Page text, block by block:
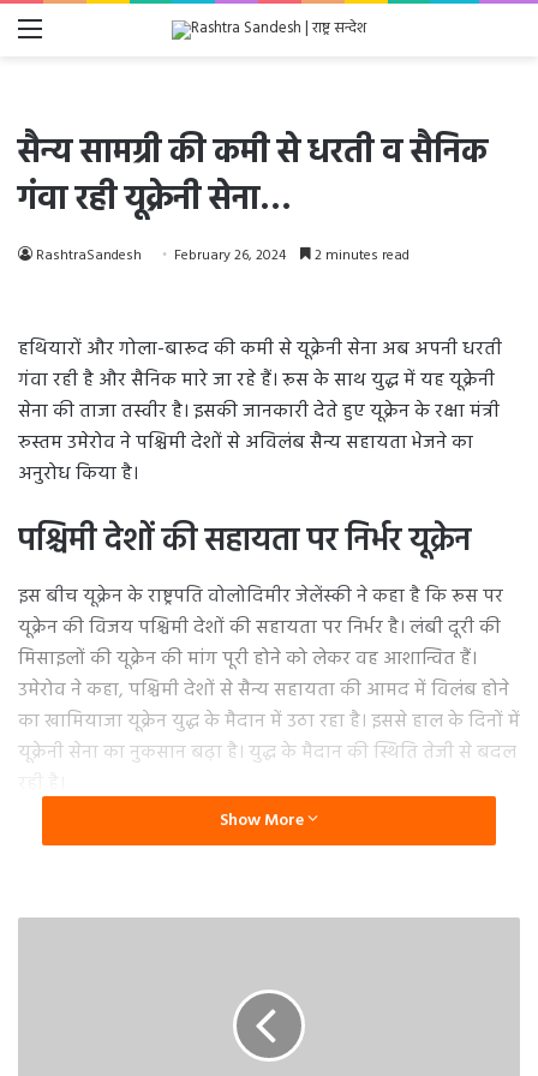
Menu
सैन्य सामग्री की कमी से धरती व सैनिक
गंवा रही यूक्रेनी सेना…
RashtraSandesh February 26, 2024 2 minutes read
हथियारों और गोला-बारूद की कमी से यूक्रेनी सेना अब अपनी धरती
गंवा रही है और सैनिक मारे जा रहे हैं। रूस के साथ युद्ध में यह यूक्रेनी
सेना की ताजा तस्वीर है। इसकी जानकारी देते हुए यूक्रेन के रक्षा मंत्री
रुस्तम उमेरोव ने पश्चिमी देशों से अविलंब सैन्य सहायता भेजने का
अनुरोध किया है।
पश्चिमी देशों की सहायता पर निर्भर यूक्रेन
इस बीच यूक्रेन के राष्ट्रपति वोलोदिमीर जेलेंस्की ने कहा है कि रूस पर
यूक्रेन की विजय पश्चिमी देशों की सहायता पर निर्भर है। लंबी दूरी की
मिसाइलों की यूक्रेन की मांग पूरी होने को लेकर वह आशान्वित हैं।
उमेरोव ने कहा, पश्चिमी देशों से सैन्य सहायता की आमद में विलंब होने
का खामियाजा यूक्रेन युद्ध के मैदान में उठा रहा है। इससे हाल के दिनों में
यूक्रेनी सेना का नुकसान बढ़ा है। युद्ध के मैदान की स्थिति तेजी से बदल
उल्लेखनीय है कि महीनों की लड़ाई के बाद हाल ही में यूक्रेन का
उमेरोव के साथ प्रेस कान्फ्रेंस में मौजूद यूक्रेन के उद्योग मंत्री ओलेक्जेंडर
कमिशिन ने बताया कि देश के रक्षा कारखानों ने बीते वर्ष में तीन गुना
Show More